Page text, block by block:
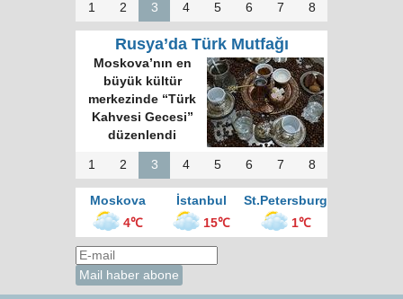
1 2 3 4 5 6 7 8
Rusya’da Türk Mutfağı
Rus gazete:
Kokoreç İstanbul
sokak mutfağının
kralı
1 2 3 4 5 6 7 8
Moskova İstanbul
St.Petersburg
4℃
15℃ 1℃